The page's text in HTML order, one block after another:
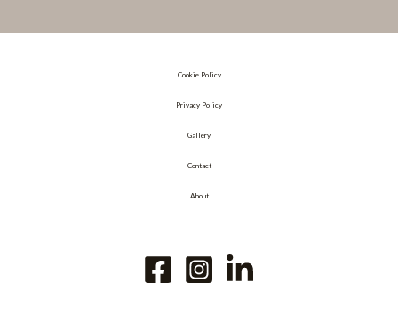
Cookie Policy
Privacy Policy
Gallery
Contact
About